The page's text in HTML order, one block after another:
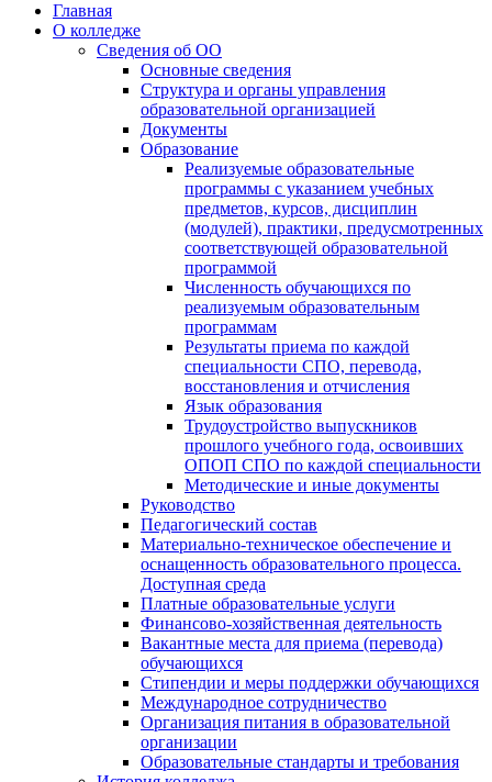
Главная
О колледже
Сведения об ОО
Основные сведения
Структура и органы управления
образовательной организацией
Документы
Образование
Реализуемые образовательные
программы с указанием учебных
предметов, курсов, дисциплин
(модулей), практики, предусмотренных
соответствующей образовательной
программой
Численность обучающихся по
реализуемым образовательным
программам
Результаты приема по каждой
специальности СПО, перевода,
восстановления и отчисления
Язык образования
Трудоустройство выпускников
прошлого учебного года, освоивших
ОПОП СПО по каждой специальности
Методические и иные документы
Руководство
Педагогический состав
Материально-техническое обеспечение и
оснащенность образовательного процесса.
Доступная среда
Платные образовательные услуги
Финансово-хозяйственная деятельность
Вакантные места для приема (перевода)
обучающихся
Стипендии и меры поддержки обучающихся
Международное сотрудничество
Организация питания в образовательной
организации
Образовательные стандарты и требования